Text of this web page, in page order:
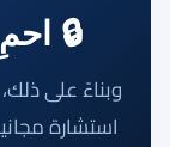
🔒
وبناءً على
استشارة